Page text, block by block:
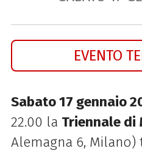
EVENTO
Sabato 17 gennaio
22.00 la Triennale di
Alemagna 6,